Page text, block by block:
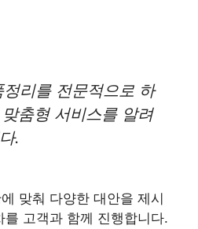
리를 전문적으로 하
춤형 서비스를 알려
.
맞춰 다양한 대안을 제시
고객과 함께 진행합니다.